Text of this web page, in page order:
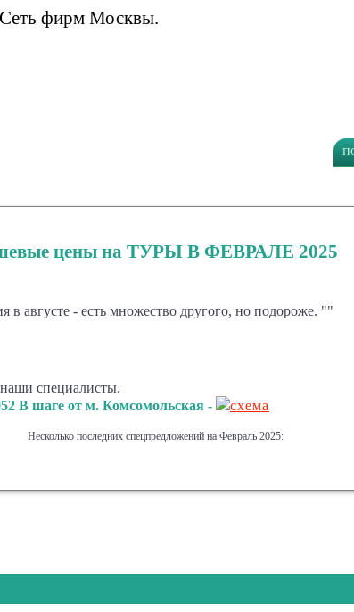
фирм Москвы.
цены на ТУРЫ В ФЕВРАЛЕ 2025
августе - есть множество другого, но подороже. ""
специалисты.
В шаге от м. Комсомольская - схема
Несколько последних спецпредложений на Февраль 2025: